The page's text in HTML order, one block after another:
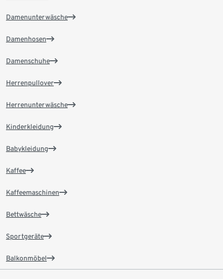
Damenunterwäsche
Damenhosen
Damenschuhe
Herrenpullover
Herrenunterwäsche
Kinderkleidung
Babykleidung
Kaffee
Kaffeemaschinen
Bettwäsche
Sportgeräte
Balkonmöbel